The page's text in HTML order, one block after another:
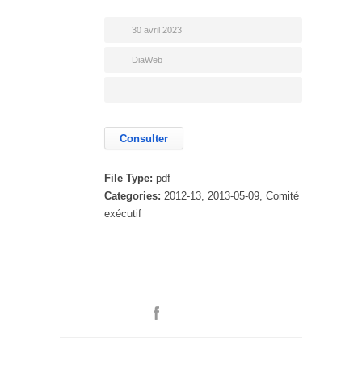
30 avril 2023
DiaWeb
Consulter
File Type: pdf
Categories: 2012-13, 2013-05-09, Comité
exécutif